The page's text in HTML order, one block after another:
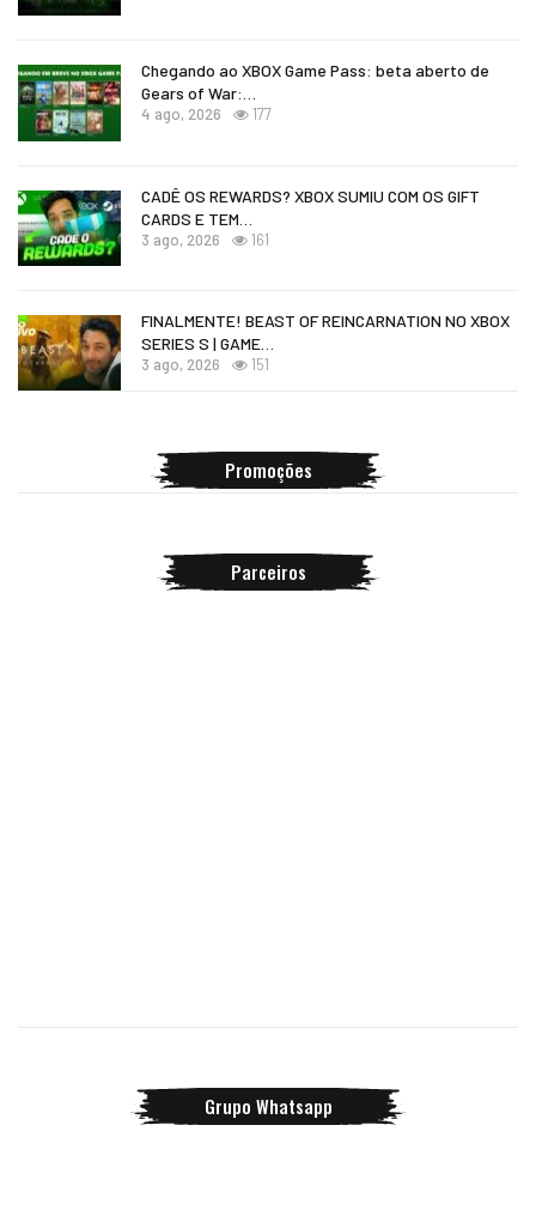
Chegando ao XBOX Game Pass: beta aberto de
Gears of War:…
4 ago, 2026 177
CADÊ OS REWARDS? XBOX SUMIU COM OS GIFT
CARDS E TEM…
3 ago, 2026 161
FINALMENTE! BEAST OF REINCARNATION NO XBOX
SERIES S | GAME…
3 ago, 2026 151
Promoções
Parceiros
Grupo Whatsapp